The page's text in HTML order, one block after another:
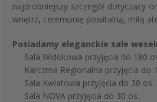
najdrobniejszy szczegół dotyczący
wnętrz, ceremonię powitalną, miłą
Posiadamy eleganckie sale
Sala Widokowa przyjęcia do 180
Karczma Regionalna przyjęcia do
Sala Kwiatowa przyjęcia do 30 os.
Sala NOVA przyjęcia do 30 os.